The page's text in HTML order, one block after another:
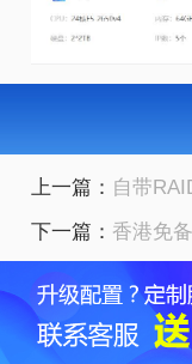
上一篇： 自带
下一篇： 香港免